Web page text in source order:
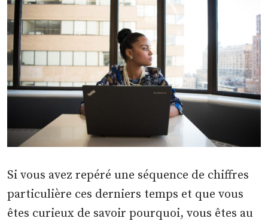
Si vous avez repéré une séquence de chiffres
particulière ces derniers temps et que vous
êtes curieux de savoir pourquoi, vous êtes au